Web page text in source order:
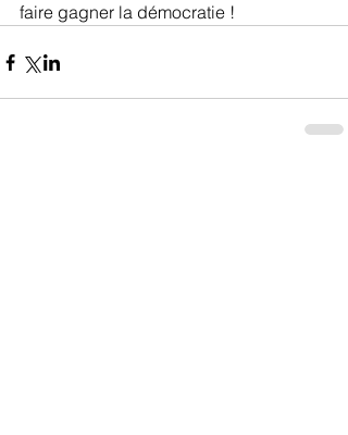
faire gagner la démocratie !